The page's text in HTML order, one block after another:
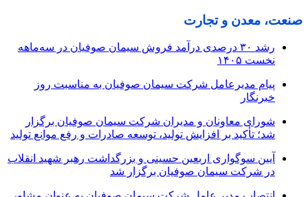
صنعت، معدن و تجارت
رشد ۳۰ درصدی درآمد فروش سیمان صوفیان در سه‌ماهه
نخست ۱۴۰۵
پیام مدیرعامل شرکت سیمان صوفیان به مناسبت روز
خبرنگار
شورای معاونان و مدیران شرکت سیمان صوفیان برگزار
شد؛ تأکید بر افزایش تولید، توسعه صادرات و رفع موانع تولید
آیین سوگواری اربعین حسینی و بزرگداشت رهبر شهید انقلاب
در شرکت سیمان صوفیان برگزار شد